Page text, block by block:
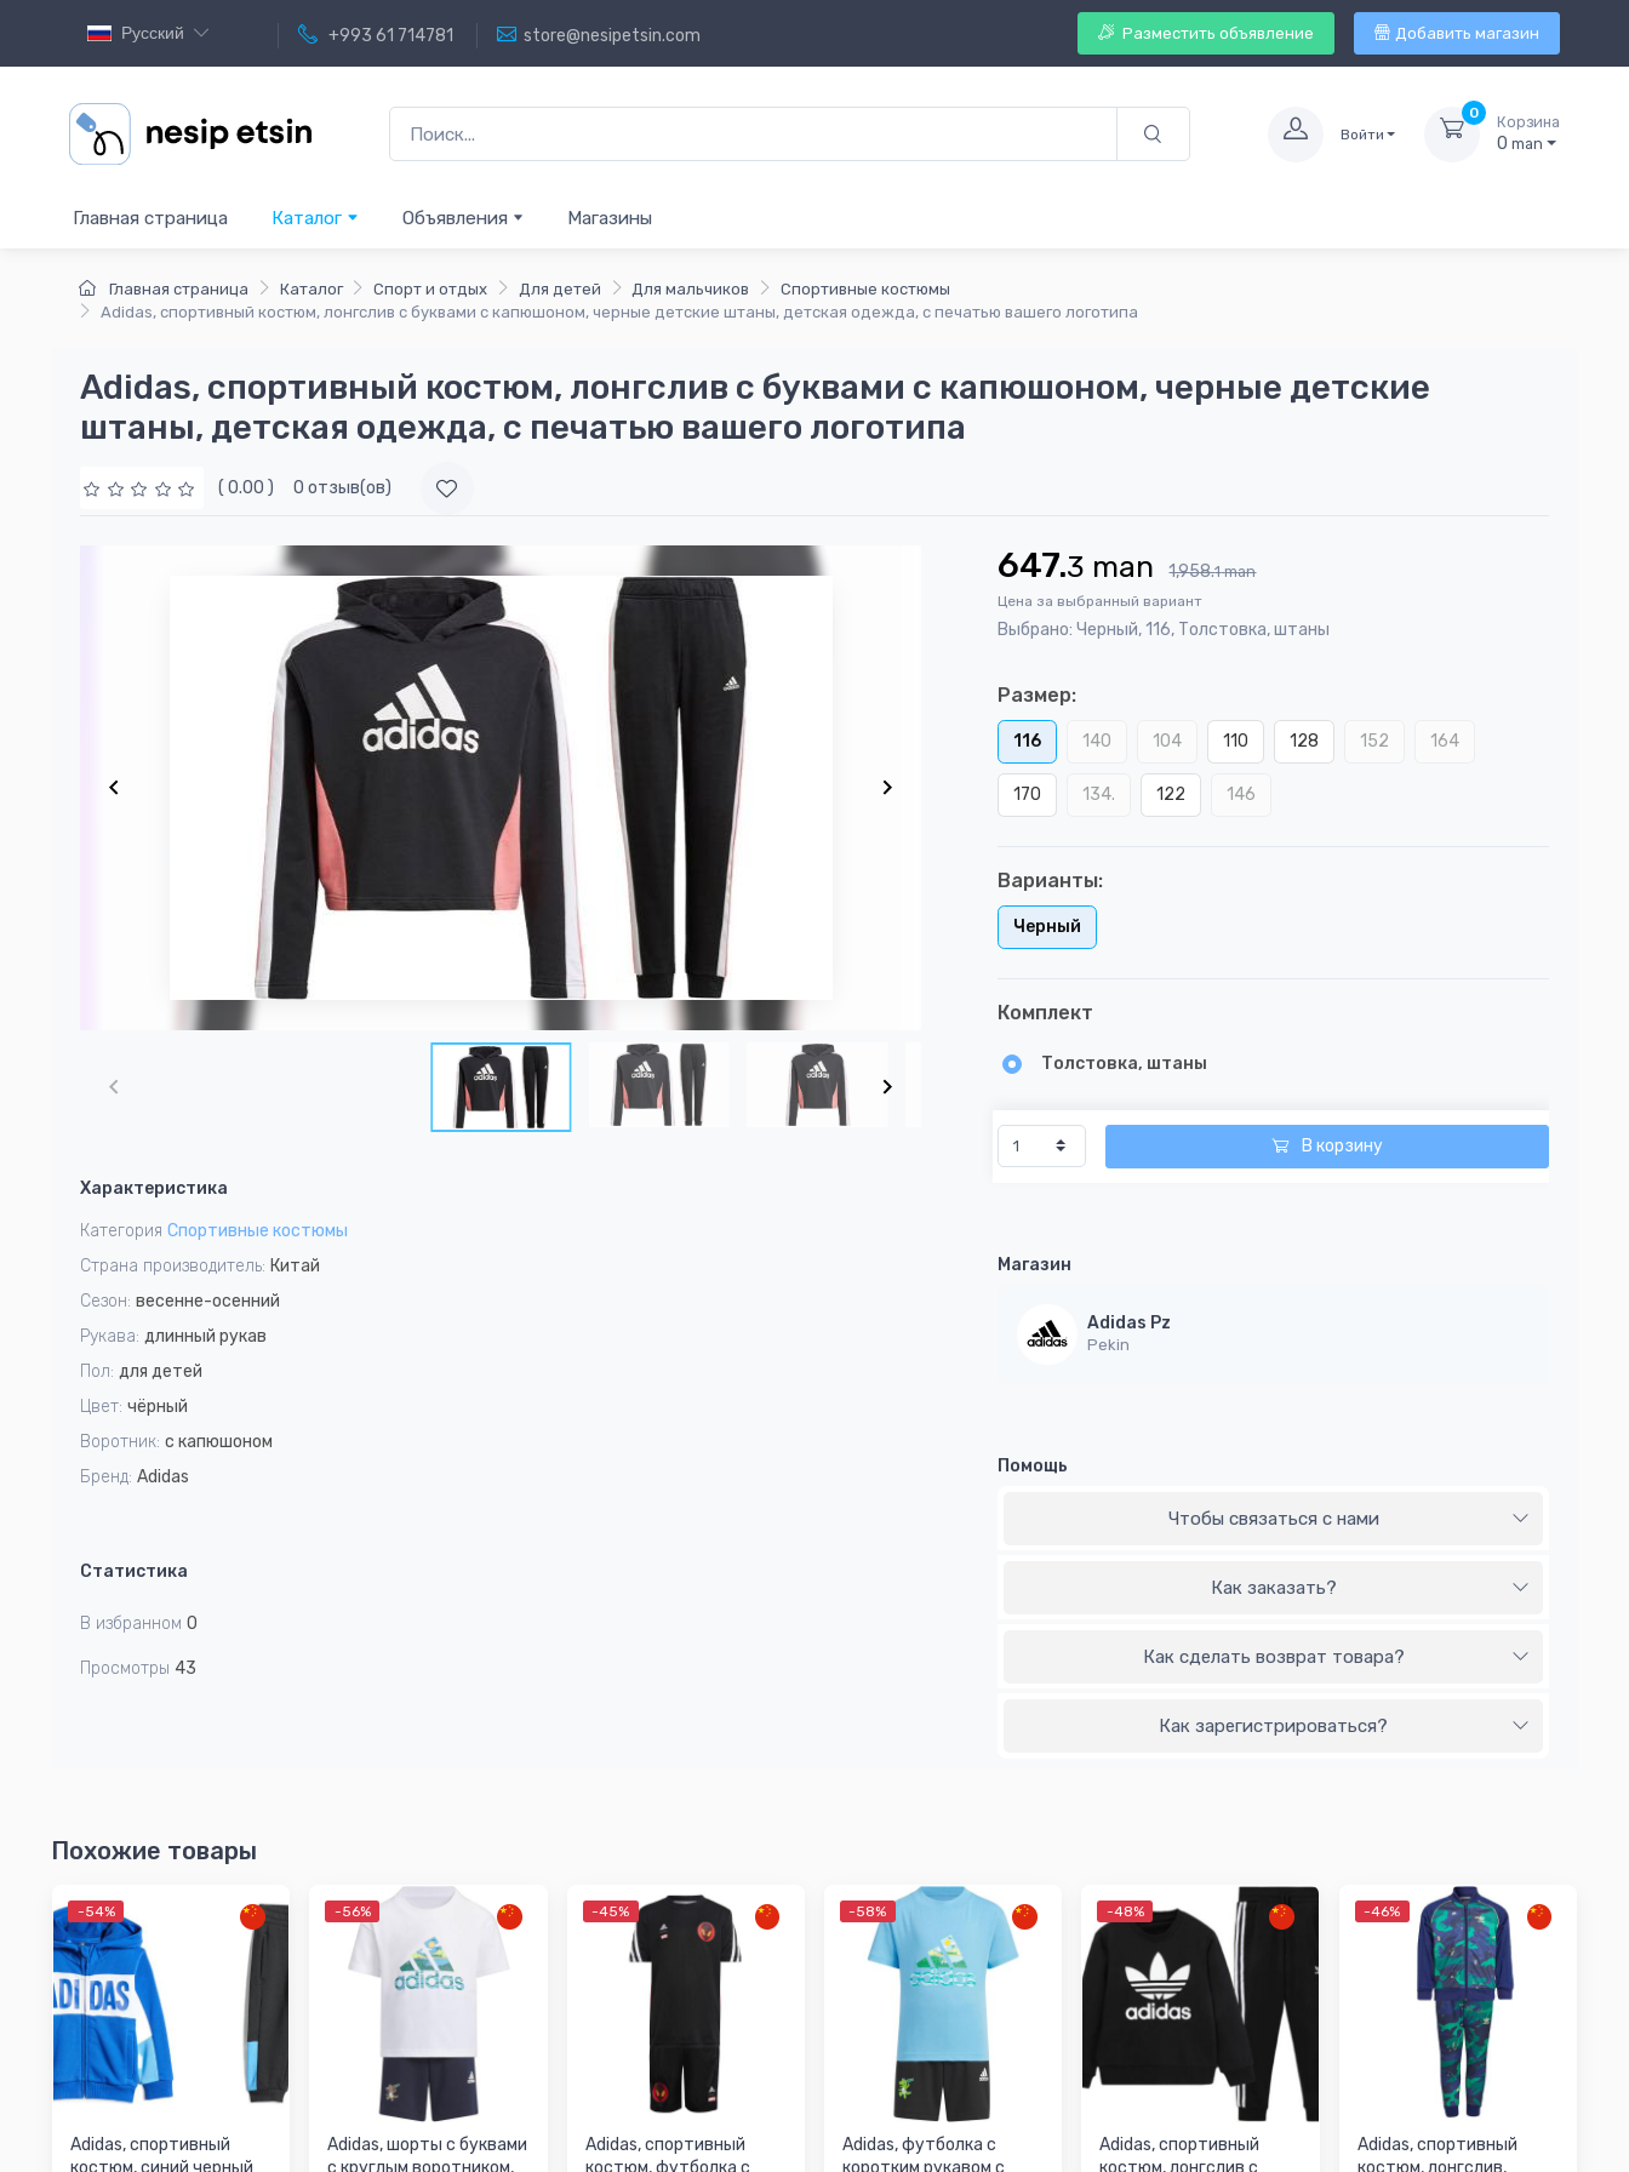
Русский +993 61 714781 store@nesipetsin.com Разместить объявление Добавить магазин
Войти
0
Корзина
0 man
Главная страница Каталог Объявления Магазины
Главная страница Каталог Спорт и отдых Для детей Для мальчиков
Спортивные костюмы
Adidas, спортивный костюм, лонгслив с буквами с капюшоном, черные детские штаны, детская одежда, с печатью вашего логотипа
Adidas, спортивный костюм, лонгслив с буквами с капюшоном, черные детские
штаны, детская одежда, с печатью вашего логотипа
( 0.00 ) 0 отзыв(ов)
10
Характеристика
Категория Спортивные костюмы
Страна производитель: Китай
Сезон: весенне-осенний
Рукава: длинный рукав
Пол: для детей
Цвет: чёрный
Воротник: с капюшоном
Бренд: Adidas
Статистика
В избранном 0
Просмотры 43
647.3 man 1,958.1 man
Цена за выбранный вариант
Выбрано: Черный, 116, Толстовка, штаны
Размер:
116 140 104 110 128 152 164
170 134. 122 146
Варианты:
Черный
Комплект
Толстовка, штаны
В корзину
Магазин
Adidas Pz
Pekin
Помощь
Чтобы связаться с нами
Как заказать?
Как сделать возврат товара?
Как зарегистрироваться?
Похожие товары
-54%
Adidas, спортивный
костюм, синий черный
-56%
Adidas, шорты с буквами
с круглым воротником,
-45%
Adidas, спортивный
костюм, футболка с
-58%
Adidas, футболка с
коротким рукавом с
-48%
Adidas, спортивный
костюм, лонгслив с
-46%
Adidas, спортивный
костюм, лонгслив,